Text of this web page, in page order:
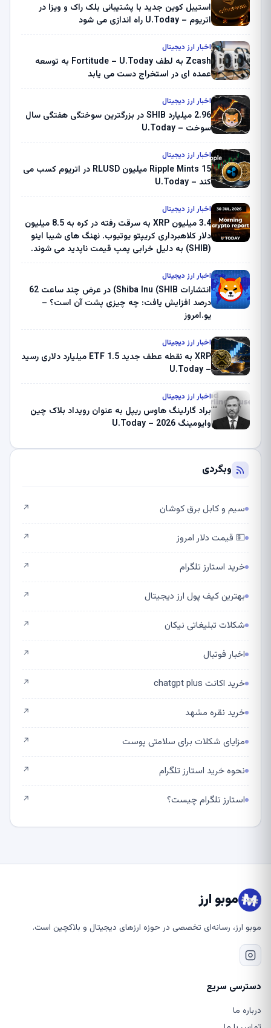
استیبل کوین جدید با پشتیبانی بلک راک و ویزا در
اتریوم – U.Today راه اندازی می شود
اخبار ارز دیجیتال
Zcash به لطف Fortitude – U.Today به توسعه
عمده ای در استخراج دست می یابد
اخبار ارز دیجیتال
2.96 میلیارد SHIB در بزرگترین سوختگی هفتگی سال
سوخت – U.Today
اخبار ارز دیجیتال
Ripple Mints 15 میلیون RLUSD در اتریوم کسب می
کند – U.Today
اخبار ارز دیجیتال
3.4 میلیون XRP به سرقت رفته در کره به 8.5 میلیون
دلار کلاهبرداری کریپتو یوتیوب. نهنگ های شیبا اینو
(SHIB) به دلیل خرابی پمپ قیمت ناپدید می شوند.
ثبت کرد – گزارش کریپتو صبح – U.Today
اخبار ارز دیجیتال
انتشارات Shiba Inu (SHIB) در عرض چند ساعت 62
درصد افزایش یافت: چه چیزی پشت آن است؟ –
یو.امروز
اخبار ارز دیجیتال
XRP به نقطه عطف جدید ETF 1.5 میلیارد دلاری رسید
– U.Today
اخبار ارز دیجیتال
براد گارلینگ هاوس ریپل به عنوان رویداد بلاک چین
وایومینگ 2026 – U.Today
وبگردی
سیم و کابل برق کوشان ↗
💵 قیمت دلار امروز ↗
خرید استارز تلگرام ↗
بهترین کیف پول ارز دیجیتال ↗
شکلات تبلیغاتی نیکان ↗
اخبار فوتبال ↗
خرید اکانت chatgpt plus ↗
خرید نقره مشهد ↗
مزایای شکلات برای سلامتی پوست ↗
نحوه خرید استارز تلگرام ↗
استارز تلگرام چیست؟ ↗
موبو ارز
موبو ارز، رسانه‌ای تخصصی در حوزه ارزهای دیجیتال و بلاکچین است.
دسترسی سریع
درباره ما